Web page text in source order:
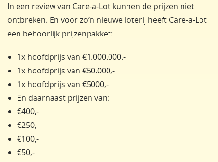
In een review van Care-a-Lot kunnen de prijzen niet
ontbreken. En voor zo’n nieuwe loterij heeft Care-a-Lot
een behoorlijk prijzenpakket:
1x hoofdprijs van €1.000.000.-
1x hoofdprijs van €50.000,-
1x hoofdprijs van €5000,-
En daarnaast prijzen van:
€400,-
€250,-
€100,-
€50,-